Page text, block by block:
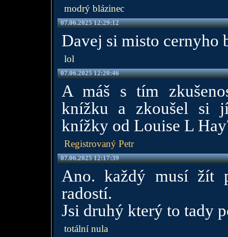
modrý blázinec
07.06.2025 12:29:12
Davej si misto cernyho
lol
07.06.2025 12:20:46
A máš s tím
knížku a zkoušel si
knížky od Louise L
Registrovaný Petr
07.06.2025 12:17:39
Ano. každý musí žít
radostí.
Jsi druhý který to tady
totální nula